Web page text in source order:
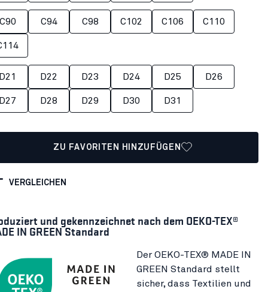
C90 C94 C98 C102 C106 C110
D21 D22 D23 D24 D25 D26
D27 D28 D29 D30 D31
ZU FAVORITEN HINZUFÜGEN
VERGLEICHEN
und gekennzeichnet nach dem OEKO-TEX®
IN GREEN Standard
Der OEKO-TEX® MADE IN
GREEN Standard stellt
sicher, dass Textilien und